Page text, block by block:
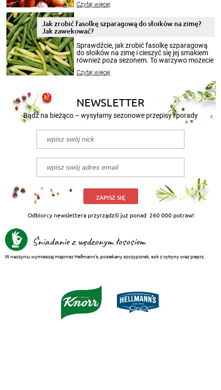
krajobrazów, by cieszyć nimi oko w sezonie
pełni poczuć atmosferę cieplejszych
miesięcy. Przygotowanie słoików ze
patenty, które pozwolą zachować świeżość
przetworów.
Czytaj więcej
Jak zrobić fasolkę szparagową do słoików na zimę?
Jak zawekować?
Sprawdźcie, jak zrobić fasolkę szparagową
do słoików na zimę i cieszyć się jej smakiem
również poza sezonem. To warzywo możecie
nasze propozycje!
Czytaj więcej
NEWSLETTER
Bądź na bieżąco – wysyłamy sezonowe przepisy i porady
ZAPISZ SIĘ
Odbiorcy newslettera przyrządzili już ponad 260 000 potraw!
Śniadanie z wędzonym łososiem
W naczyniu wymieszaj majonez Hellmann’s, posiekany szczypiorek, sok z cytryny oraz pieprz.